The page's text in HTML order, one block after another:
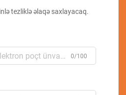
tezliklə əlaqə saxlayacaq.
0/100